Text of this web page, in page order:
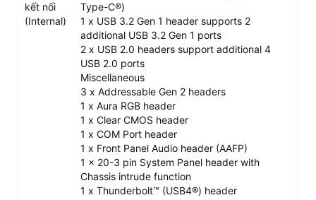
vào một gói duy nhất, cung cấp năng lượng sạch ổn định
cho CPU. Nhờ vậy, bo mạch chủ dễ dàng duy trì dòng
điện liên tục cho các vi xử lý Intel dòng K có TDP lớn
như Core i7 hay Core i9 khi render nặng hoặc ép xung
mà không lo sụt áp.
Hiệu năng với RAM DDR5 và PCIe 5.0
Mainboard ASUS TUF Gaming Z790-Plus Wifi DDR5
trợ công nghệ RAM DDR5 với dung lượng tối đa 192GB.
Nhờ tính năng ASUS Enhanced Memory Profile II (AEMP
II), hệ thống dễ dàng kích hoạt các cấu hình ép xung bộ
nhớ đạt mức xung nhịp hơn 7200MHz (OC). Song song
đó, khe cắm PCIe 5.0 x16 mang lại băng thông nhanh
kết nối
(Internal)
Type-C®)
1 x USB 3.2 Gen 1 header supports 2
additional USB 3.2 Gen 1 ports
2 x USB 2.0 headers support additional 4
USB 2.0 ports
Miscellaneous
3 x Addressable Gen 2 headers
1 x Aura RGB header
1 x Clear CMOS header
1 x COM Port header
1 x Front Panel Audio header (AAFP)
1 x 20-3 pin System Panel header with
Chassis intrude function
1 x Thunderbolt™ (USB4®) header